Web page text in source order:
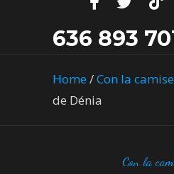
636 893
Home/Con la
de Dénia
Con la